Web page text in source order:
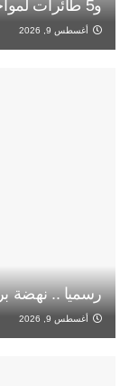
و5 طائرات لمواجهة النيران
أغسطس 9, 2026
رسميا .. نهضة
أغسطس 9, 2026